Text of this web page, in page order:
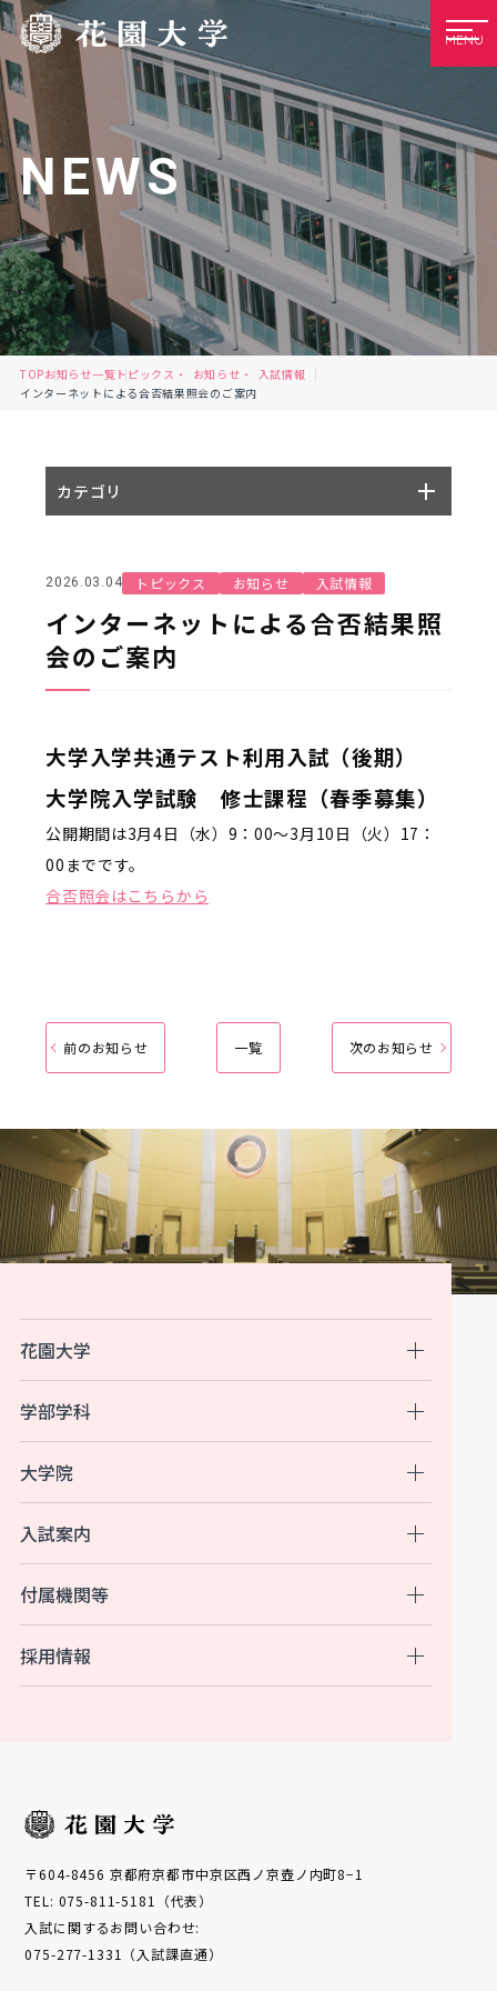
MENU
NEWS
TOPお知らせ一覧 トピックス お知らせ
入試情報
インターネットによる合否結果照会のご案内
2026.03.04 トピックス お知らせ 入試情報
インターネットによる合否結果照
会のご案内
大学入学共通テスト利用入試（後期）
大学院入学試験 修士課程（春季募集）
公開期間は3月4日（水）9：00～3月10日（火）17：
00までです。
合否照会はこちらから
前のお知らせ 一覧 次のお知らせ
カテゴリ
花園大学
入試案内
付属機関等
学部学科
大学院
採用情報
〒604-8456 京都府京都市中京区西ノ京壺ノ内町8−1
TEL: 075-811-5181（代表）
入試に関するお問い合わせ:
075-277-1331（入試課直通）